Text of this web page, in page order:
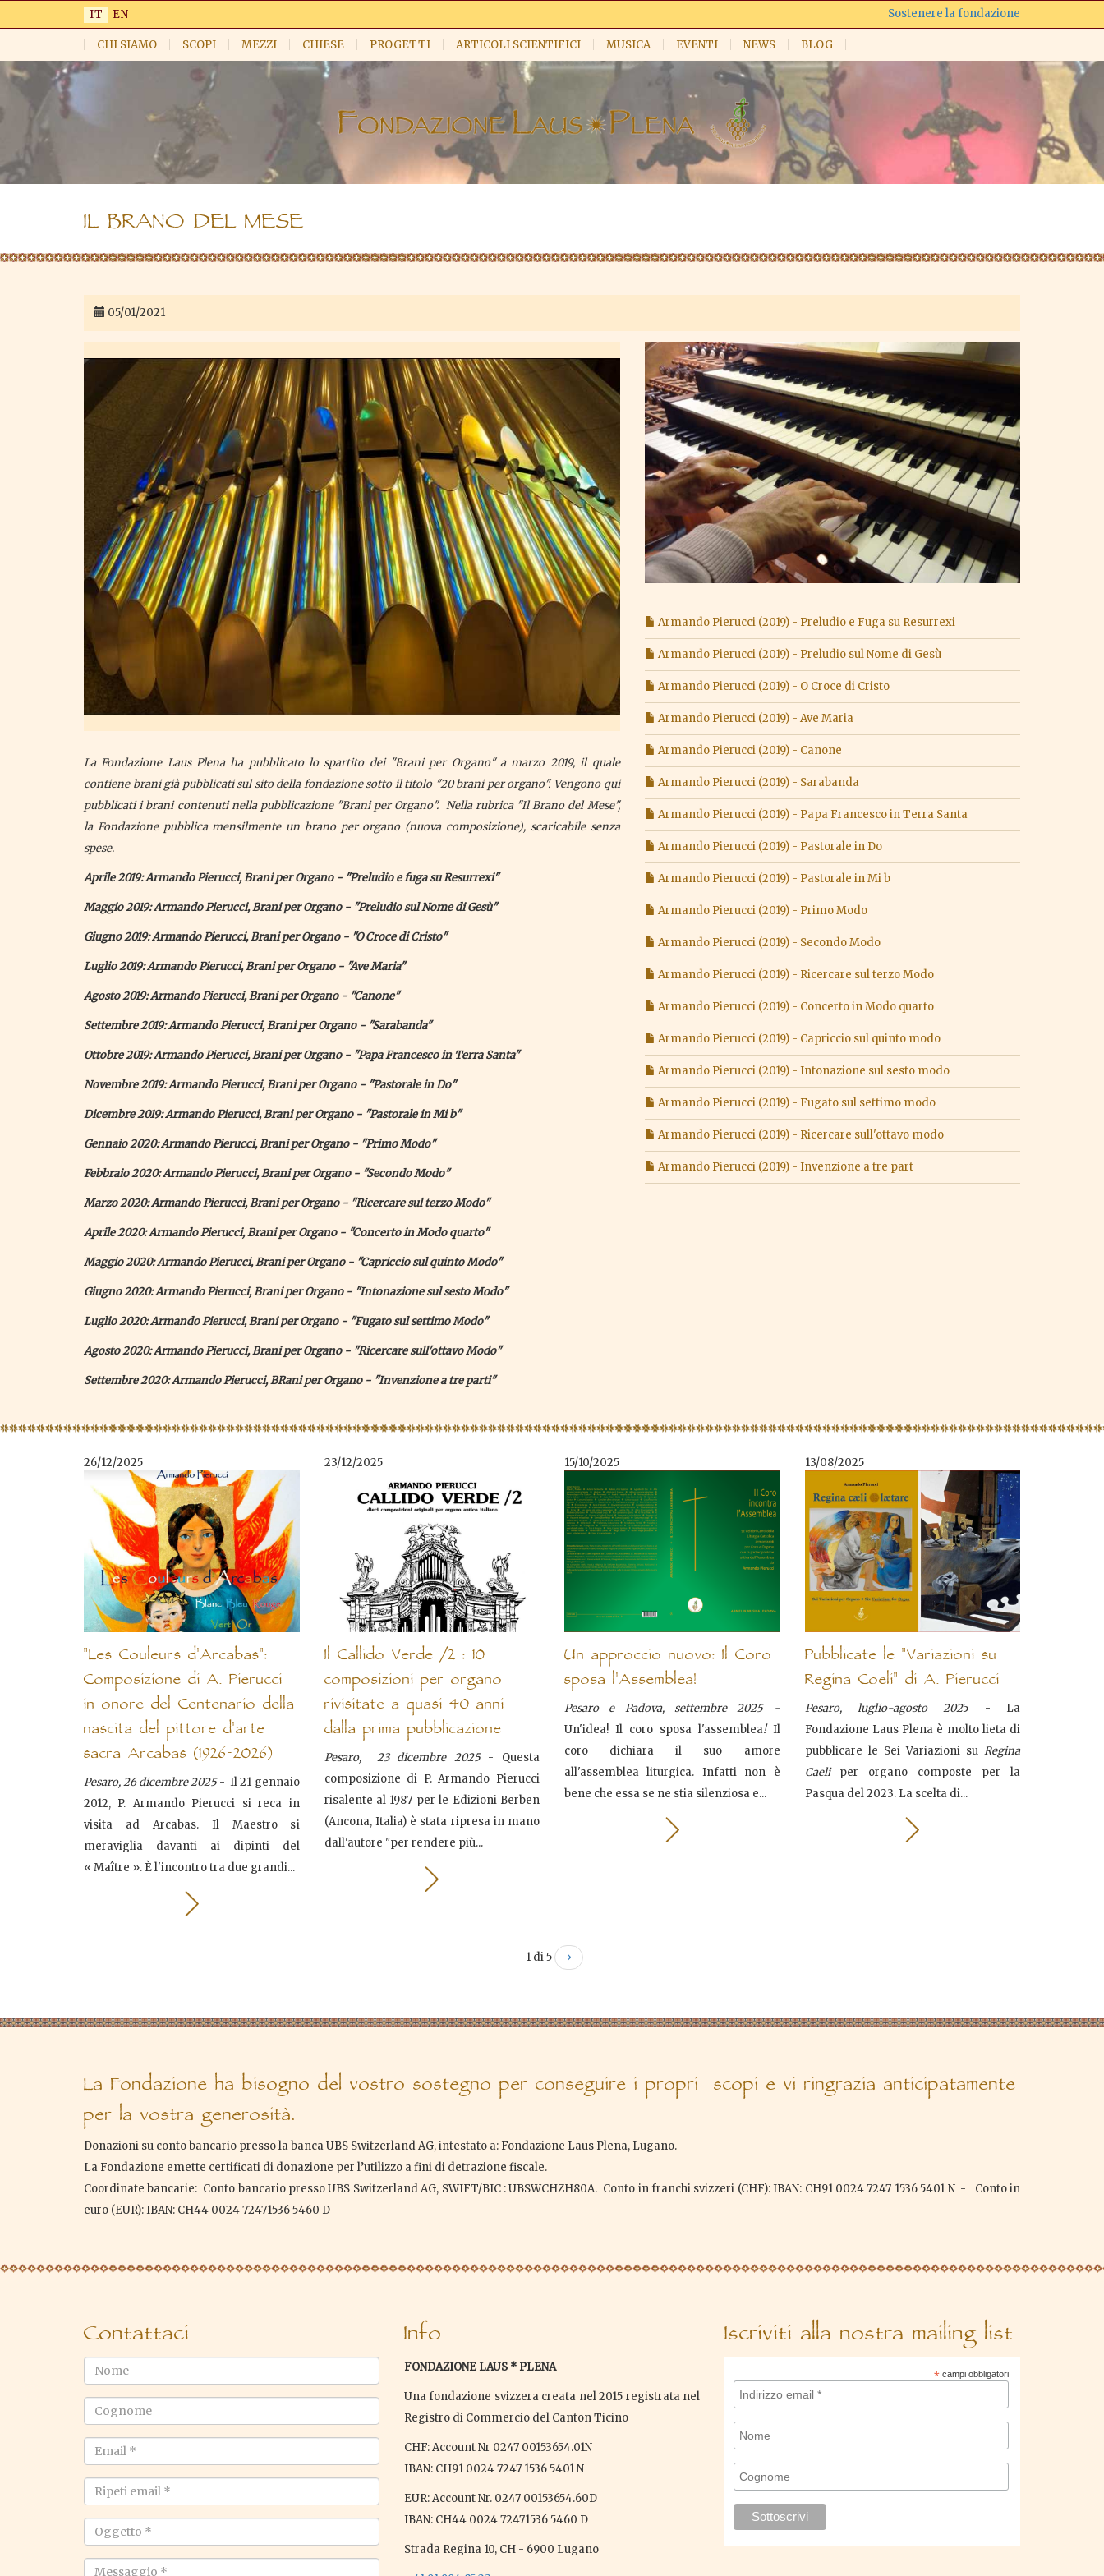
IT EN Sostenere la fondazione
CHI SIAMO SCOPI MEZZI CHIESE PROGETTI ARTICOLI SCIENTIFICI MUSICA EVENTI NEWS BLOG
IL BRANO DEL MESE
05/01/2021
La Fondazione Laus Plena ha pubblicato lo spartito dei "Brani per Organo" a marzo 2019, il quale
contiene brani già pubblicati sul sito della fondazione sotto il titolo "20 brani per organo". Vengono qui
pubblicati i brani contenuti nella pubblicazione "Brani per Organo". Nella rubrica "Il Brano del Mese",
la Fondazione pubblica mensilmente un brano per organo (nuova composizione), scaricabile senza
spese.
Aprile 2019: Armando Pierucci, Brani per Organo - "Preludio e fuga su Resurrexi"
Maggio 2019: Armando Pierucci, Brani per Organo - "Preludio sul Nome di Gesù"
Giugno 2019: Armando Pierucci, Brani per Organo - "O Croce di Cristo"
Luglio 2019: Armando Pierucci, Brani per Organo - "Ave Maria"
Agosto 2019: Armando Pierucci, Brani per Organo - "Canone"
Settembre 2019: Armando Pierucci, Brani per Organo - "Sarabanda"
Ottobre 2019: Armando Pierucci, Brani per Organo - "Papa Francesco in Terra Santa"
Novembre 2019: Armando Pierucci, Brani per Organo - "Pastorale in Do"
Dicembre 2019: Armando Pierucci, Brani per Organo - "Pastorale in Mi b"
Gennaio 2020: Armando Pierucci, Brani per Organo - "Primo Modo"
Febbraio 2020: Armando Pierucci, Brani per Organo - "Secondo Modo"
Marzo 2020: Armando Pierucci, Brani per Organo - "Ricercare sul terzo Modo"
Aprile 2020: Armando Pierucci, Brani per Organo - "Concerto in Modo quarto"
Maggio 2020: Armando Pierucci, Brani per Organo - "Capriccio sul quinto Modo"
Giugno 2020: Armando Pierucci, Brani per Organo - "Intonazione sul sesto Modo"
Luglio 2020: Armando Pierucci, Brani per Organo - "Fugato sul settimo Modo"
Agosto 2020: Armando Pierucci, Brani per Organo - "Ricercare sull'ottavo Modo"
Settembre 2020: Armando Pierucci, BRani per Organo - "Invenzione a tre parti"
Armando Pierucci (2019) - Preludio e Fuga su Resurrexi
Armando Pierucci (2019) - Preludio sul Nome di Gesù
Armando Pierucci (2019) - O Croce di Cristo
Armando Pierucci (2019) - Ave Maria
Armando Pierucci (2019) - Canone
Armando Pierucci (2019) - Sarabanda
Armando Pierucci (2019) - Papa Francesco in Terra Santa
Armando Pierucci (2019) - Pastorale in Do
Armando Pierucci (2019) - Pastorale in Mi b
Armando Pierucci (2019) - Primo Modo
Armando Pierucci (2019) - Secondo Modo
Armando Pierucci (2019) - Ricercare sul terzo Modo
Armando Pierucci (2019) - Concerto in Modo quarto
Armando Pierucci (2019) - Capriccio sul quinto modo
Armando Pierucci (2019) - Intonazione sul sesto modo
Armando Pierucci (2019) - Fugato sul settimo modo
Armando Pierucci (2019) - Ricercare sull'ottavo modo
Armando Pierucci (2019) - Invenzione a tre part
26/12/2025
"Les Couleurs d'Arcabas":
Composizione di A. Pierucci
in onore del Centenario della
nascita del pittore d'arte
sacra Arcabas (1926-2026)
Pesaro, 26 dicembre 2025- Il 21 gennaio
2012, P. Armando Pierucci si reca in
visita ad Arcabas. Il Maestro si
meraviglia davanti ai dipinti del
« Maître ». È l'incontro tra due grandi...
23/12/2025
Il Callido Verde /2 : 10
composizioni per organo
rivisitate a quasi 40 anni
dalla prima pubblicazione
Pesaro, 23 dicembre 2025 - Questa
composizione di P. Armando Pierucci
risalente al 1987 per le Edizioni Berben
(Ancona, Italia) è stata ripresa in mano
dall'autore "per rendere più...
15/10/2025
Un approccio nuovo: Il Coro
sposa l'Assemblea!
Pesaro e Padova, settembre 2025 -
Un'idea! Il coro sposa l'assemblea!Il
coro dichiara il suo amore
all'assemblea liturgica. Infatti non è
bene che essa se ne stia silenziosa e...
13/08/2025
Pubblicate le "Variazioni su
Regina Coeli" di A. Pierucci
Pesaro, luglio-agosto 2025 - La
Fondazione Laus Plena è molto lieta di
pubblicare le Sei Variazioni su Regina
Caeli per organo composte per la
Pasqua del 2023. La scelta di...
1 di 5 ›
La Fondazione ha bisogno del vostro sostegno per conseguire i propri scopi e vi ringrazia anticipatamente
per la vostra generosità.
Donazioni su conto bancario presso la banca UBS Switzerland AG, intestato a: Fondazione Laus Plena, Lugano.
La Fondazione emette certificati di donazione per l’utilizzo a fini di detrazione fiscale.
Coordinate bancarie: Conto bancario presso UBS Switzerland AG, SWIFT/BIC : UBSWCHZH80A. Conto in franchi svizzeri (CHF): IBAN: CH91 0024 7247 1536 5401 N - Conto in
euro (EUR): IBAN: CH44 0024 72471536 5460 D
Contattaci
email
*
Info
FONDAZIONE LAUS * PLENA
Una fondazione svizzera creata nel 2015 registrata nel
Registro di Commercio del Canton Ticino
CHF: Account Nr 0247 00153654.01N
IBAN: CH91 0024 7247 1536 5401 N
EUR: Account Nr. 0247 00153654.60D
IBAN: CH44 0024 72471536 5460 D
Strada Regina 10, CH - 6900 Lugano
Iscriviti alla nostra mailing list
* campi obbligatori